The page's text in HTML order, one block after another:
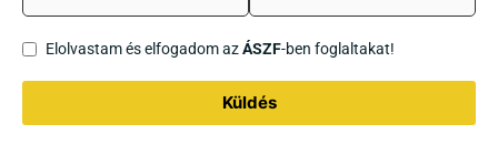
Elolvastam és elfogadom azÁSZF-ben foglaltakat!
Küldés